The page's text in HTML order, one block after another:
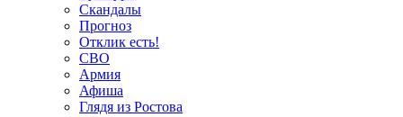
Скандалы
Прогноз
Отклик есть!
СВО
Армия
Афиша
Глядя из Ростова